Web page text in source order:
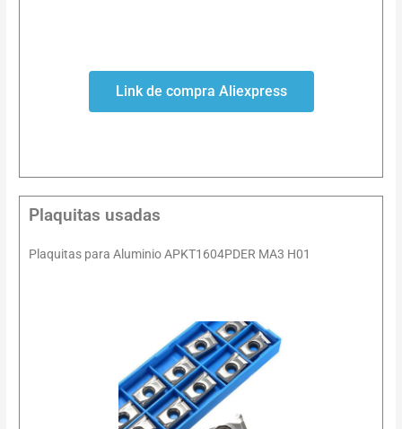
Link de compra Aliexpress
Plaquitas usadas
Plaquitas para Aluminio APKT1604PDER MA3 H01